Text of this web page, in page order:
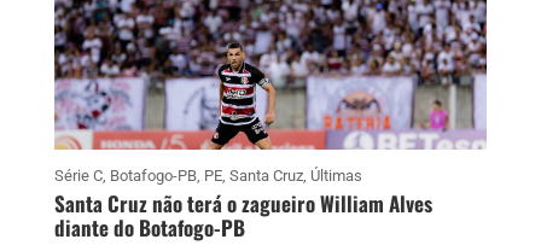
Série C, Botafogo-PB, PE, Santa Cruz, Últimas
Santa Cruz não terá o zagueiro William Alves
diante do Botafogo-PB